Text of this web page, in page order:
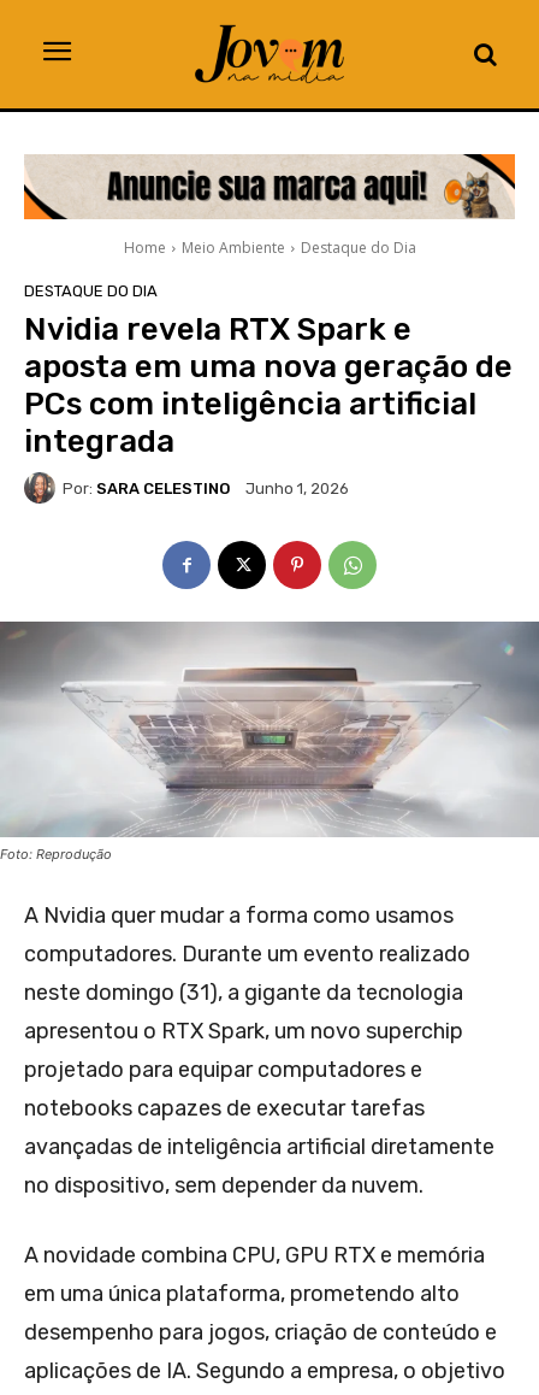
Home Meio Ambiente Destaque do Dia
DESTAQUE DO DIA
Nvidia revela RTX Spark e
aposta em uma nova geração de
PCs com inteligência artificial
integrada
Por: SARA CELESTINO Junho 1, 2026
Foto: Reprodução
A Nvidia quer mudar a forma como usamos
computadores. Durante um evento realizado
neste domingo (31), a gigante da tecnologia
apresentou o RTX Spark, um novo superchip
projetado para equipar computadores e
notebooks capazes de executar tarefas
avançadas de inteligência artificial diretamente
no dispositivo, sem depender da nuvem.
A novidade combina CPU, GPU RTX e memória
em uma única plataforma, prometendo alto
desempenho para jogos, criação de conteúdo e
aplicações de IA. Segundo a empresa, o objetivo